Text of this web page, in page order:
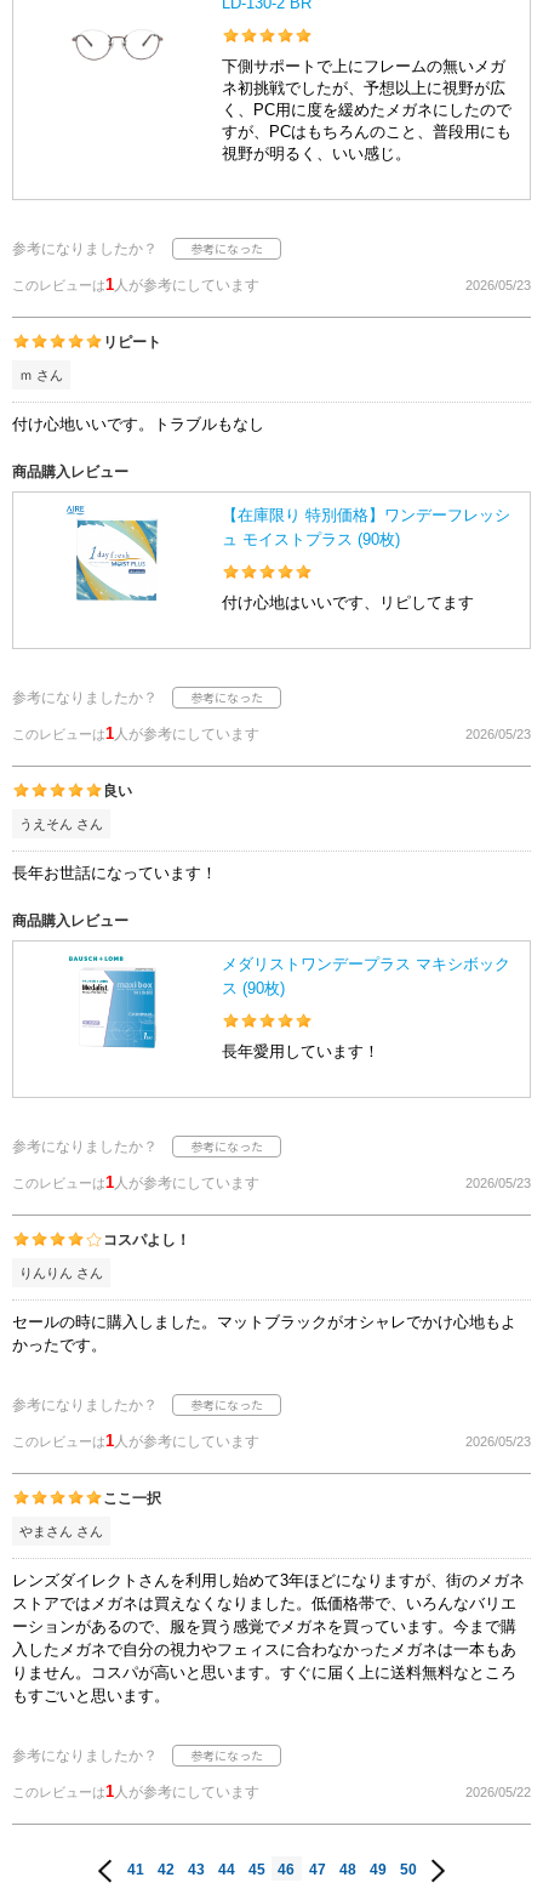
下側サポートで上にフレームの無いメガ
ネ初挑戦でしたが、予想以上に視野が広
く、PC用に度を緩めたメガネにしたので
すが、PCはもちろんのこと、普段用にも
視野が明るく、いい感じ。
参考になりましたか？
このレビューは1 人が参考にしています 2026/05/23
リピート
ｍ さん
付け心地いいです。トラブルもなし
商品購入レビュー
【在庫限り 特別価格】ワンデーフレッシ
ュ モイストプラス (90枚)
付け心地はいいです、リピしてます
参考になりましたか？
このレビューは1 人が参考にしています 2026/05/23
良い
うえそん さん
長年お世話になっています！
商品購入レビュー
メダリストワンデープラス マキシボック
ス (90枚)
長年愛用しています！
参考になりましたか？
このレビューは1 人が参考にしています 2026/05/23
コスパよし！
りんりん さん
セールの時に購入しました。マットブラックがオシャレでかけ心地もよ
かったです。
参考になりましたか？
このレビューは1 人が参考にしています 2026/05/23
ここ一択
やまさん さん
レンズダイレクトさんを利用し始めて3年ほどになりますが、街のメガネ
ストアではメガネは買えなくなりました。低価格帯で、いろんなバリエ
ーションがあるので、服を買う感覚でメガネを買っています。今まで購
入したメガネで自分の視力やフェィスに合わなかったメガネは一本もあ
りません。コスパが高いと思います。すぐに届く上に送料無料なところ
もすごいと思います。
参考になりましたか？
このレビューは1 人が参考にしています 2026/05/22
41 42 43 44 45 46 47 48 49 50